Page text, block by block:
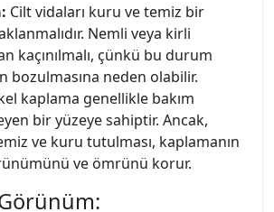
Cilt vidaları kuru ve temiz bir
Nemli veya kirli
kaçınılmalı, çünkü bu durum
bozulmasına neden olabilir.
kaplama genellikle bakım
bir yüzeye sahiptir. Ancak,
ve kuru tutulması, kaplamanın
ve ömrünü korur.